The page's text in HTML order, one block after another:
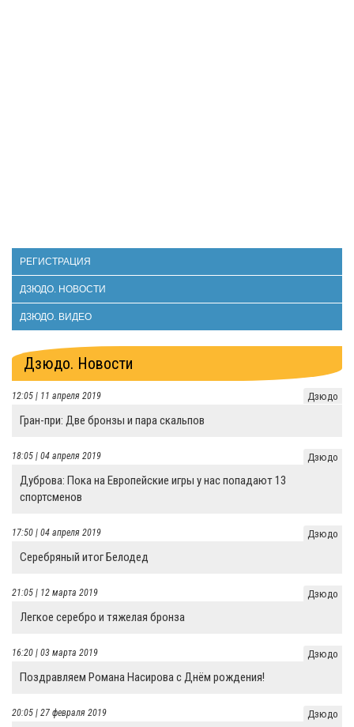
РЕГИСТРАЦИЯ
ДЗЮДО. НОВОСТИ
ДЗЮДО. ВИДЕО
Дзюдо. Новости
Дзюдо
12:05 | 11 апреля 2019
Гран-при: Две бронзы и пара скальпов
Дзюдо
18:05 | 04 апреля 2019
Дуброва: Пока на Европейские игры у нас попадают 13
спортсменов
Дзюдо
17:50 | 04 апреля 2019
Серебряный итог Белодед
Дзюдо
21:05 | 12 марта 2019
Легкое серебро и тяжелая бронза
Дзюдо
16:20 | 03 марта 2019
Поздравляем Романа Насирова с Днём рождения!
Дзюдо
20:05 | 27 февраля 2019